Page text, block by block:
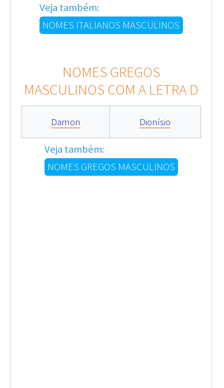
Veja também:
NOMES ITALIANOS MASCULINOS
NOMES GREGOS
MASCULINOS COM A LETRA D
Damon Dionísio
Veja também:
NOMES GREGOS MASCULINOS